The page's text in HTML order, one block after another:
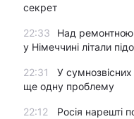
секрет
22:33
Над
у Німеччині літали
22:31
У
ще одну проблему
22:12
Росія нарешті